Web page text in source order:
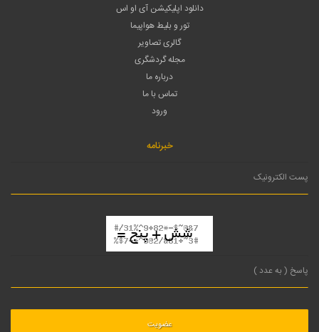
دانلود اپلیکیشن آی او اس
تور و بلیط هواپیما
گالری تصاویر
مجله گردشگری
درباره ما
تماس با ما
ورود
خبرنامه